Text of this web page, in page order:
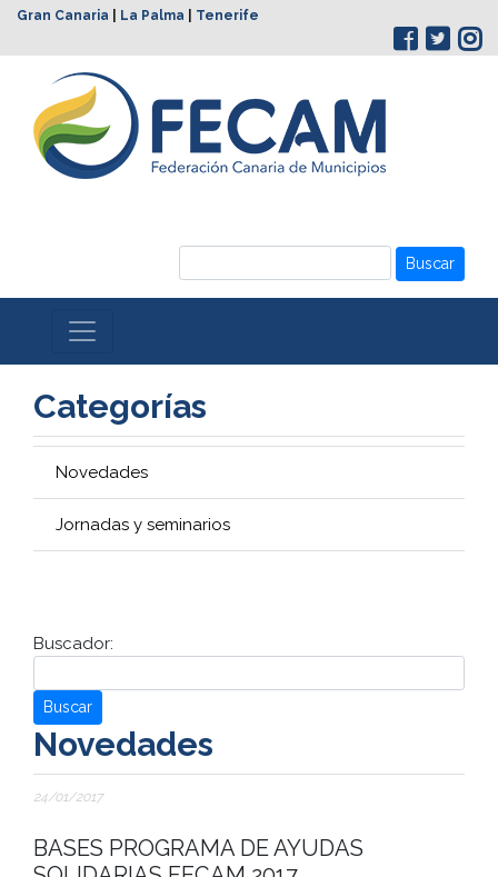
Gran Canaria La Palma Tenerife
Buscar
Categorías
Novedades
Jornadas y seminarios
Buscador:
Buscar
Novedades
24/01/2017
BASES PROGRAMA DE AYUDAS